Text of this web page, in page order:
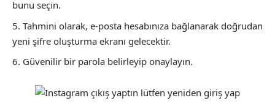
bunu seçin.
Tahmini olarak, e-posta hesabınıza bağlanarak doğrudan
yeni şifre oluşturma ekranı gelecektir.
Güvenilir bir parola belirleyip onaylayın.